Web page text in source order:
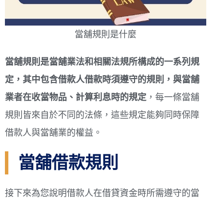
當舖規則是什麼
當舖規則是當舖業法和相關法規所構成的一系列規
定，其中包含借款人借款時須遵守的規則，與當舖
業者在收當物品、計算利息時的規定 ，每一條當舖
規則皆來自於不同的法條，這些規定能夠同時保障
借款人與當舖業的權益。
當舖借款規則
接下來為您說明借款人在借貸資金時所需遵守的當